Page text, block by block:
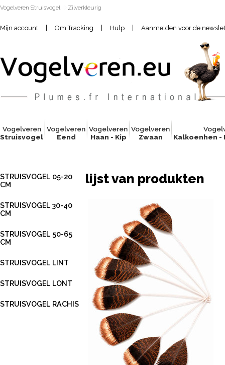
Vogelveren Struisvogel Zilverkleurig
Mijn account | Om Tracking | Hulp | Aanmelden voor de
Vogelveren
Struisvogel
Vogelveren
Eend
Vogelveren
Haan - Kip
Vogelveren
Zwaan
Kalkoenhen -
STRUISVOGEL 05-20
CM
STRUISVOGEL 30-40
CM
STRUISVOGEL 50-65
CM
STRUISVOGEL LINT
STRUISVOGEL LONT
STRUISVOGEL RACHIS
lijst van produkten